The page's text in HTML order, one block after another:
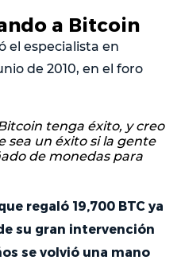
a Bitcoin
el especialista en
de 2010, en el foro
tenga éxito, y creo
sea un éxito si la gente
de monedas para
regaló 19,700 BTC ya
su gran intervención
se volvió una mano